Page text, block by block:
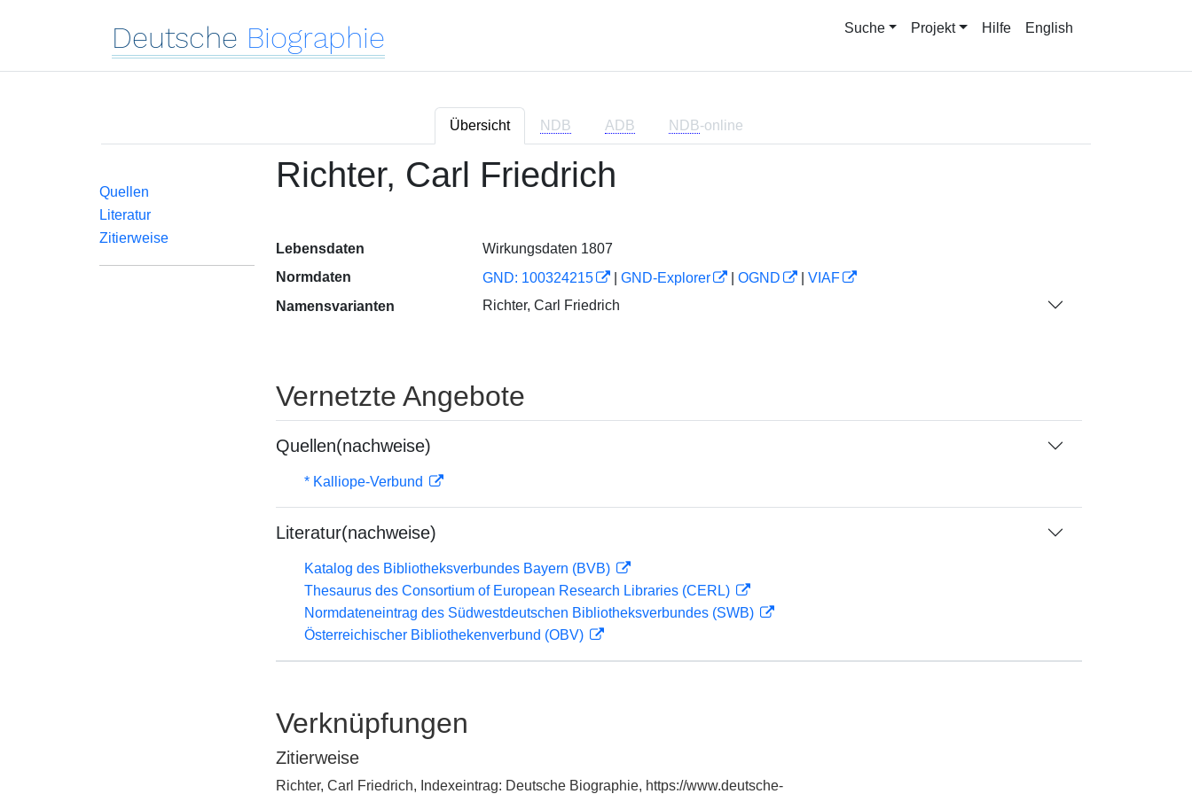
Deutsche Biographie Suche Projekt Hilfe English
Übersicht NDB ADB NDB-online
Quellen
Literatur
Zitierweise
Richter, Carl Friedrich
Lebensdaten
Wirkungsdaten 1807
Normdaten
GND: 100324215 GND-Explorer OGND
VIAF
Namensvarianten
Richter, Carl Friedrich
Vernetzte Angebote
Quellen(nachweise)
* Kalliope-Verbund
Literatur(nachweise)
Katalog des Bibliotheksverbundes Bayern (BVB)
Thesaurus des Consortium of European Research Libraries (CERL)
Normdateneintrag des Südwestdeutschen Bibliotheksverbundes (SWB)
Österreichischer Bibliothekenverbund (OBV)
Verknüpfungen
Zitierweise
Richter, Carl Friedrich, Indexeintrag: Deutsche Biographie, https://www.deutsche-